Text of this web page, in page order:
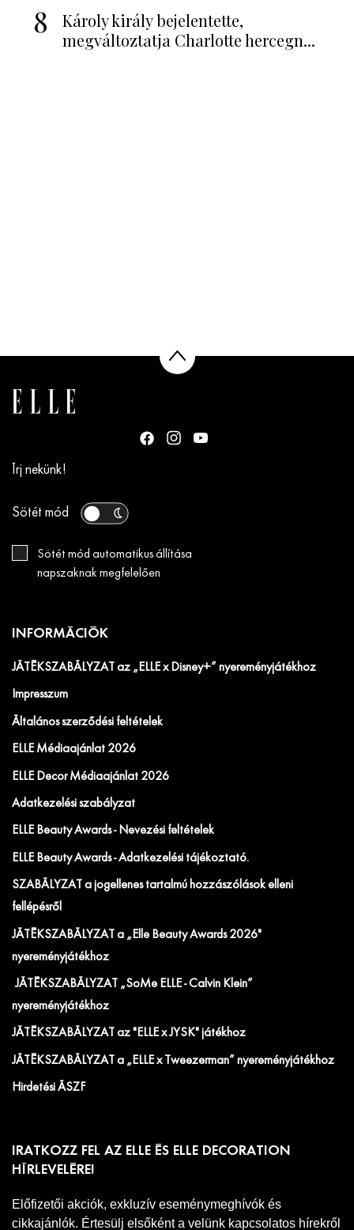
8
Károly király bejelentette,
megváltoztatja Charlotte hercegn...
Írj nekünk!
Sötét mód
Sötét mód automatikus állítása
napszaknak megfelelően
INFORMÁCIÓK
JÁTÉKSZABÁLYZAT az „ELLE x Disney+” nyereményjátékhoz
Impresszum
Általános szerződési feltételek
ELLE Médiaajánlat 2026
ELLE Decor Médiaajánlat 2026
Adatkezelési szabályzat
ELLE Beauty Awards - Nevezési feltételek
ELLE Beauty Awards - Adatkezelési tájékoztató.
SZABÁLYZAT a jogellenes tartalmú hozzászólások elleni
fellépésről
JÁTÉKSZABÁLYZAT a „Elle Beauty Awards 2026"
nyereményjátékhoz
JÁTÉKSZABÁLYZAT „SoMe ELLE - Calvin Klein”
nyereményjátékhoz
JÁTÉKSZABÁLYZAT az "ELLE x JYSK" játékhoz
JÁTÉKSZABÁLYZAT a „ELLE x Tweezerman” nyereményjátékhoz
Hirdetési ÁSZF
IRATKOZZ FEL AZ ELLE ÉS ELLE DECORATION
HÍRLEVELÉRE!
Előfizetői akciók, exkluzív eseménymeghívók és
cikkajánlók. Értesülj elsőként a velünk kapcsolatos hírekről